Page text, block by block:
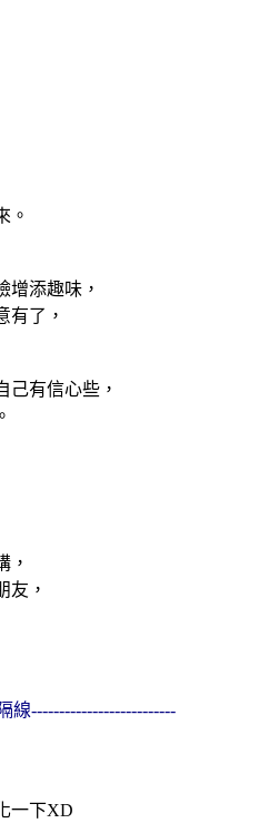
。
增添趣味，
有了，
己有信心些，
，
友，
線--------------------------
一下XD